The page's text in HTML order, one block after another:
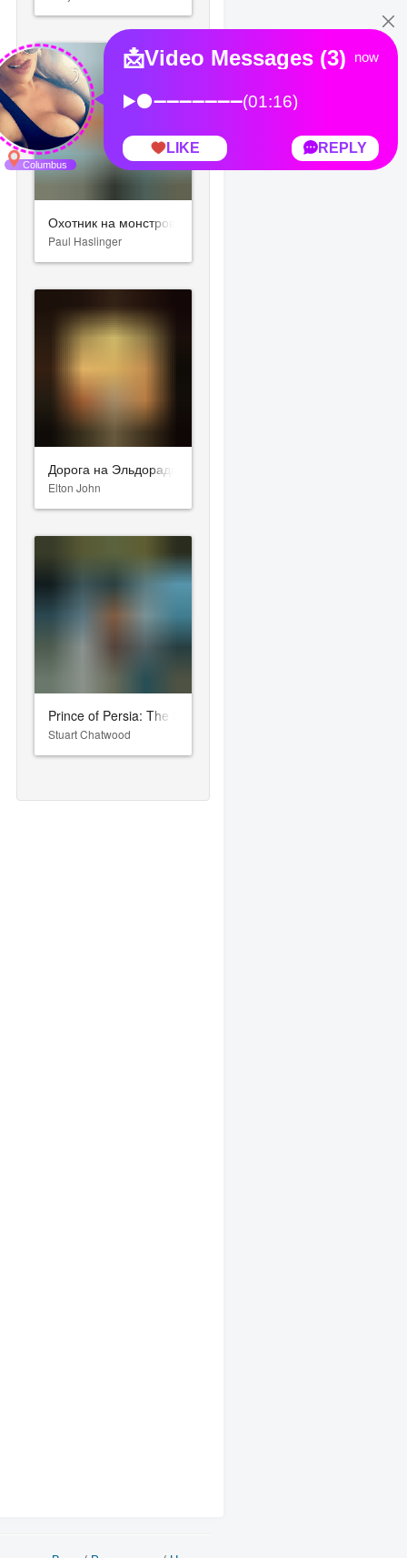
Охотник на монстров
Paul Haslinger
Дорога на Эльдорадо
Elton John
Prince of Persia: The Sands of Time
Stuart Chatwood